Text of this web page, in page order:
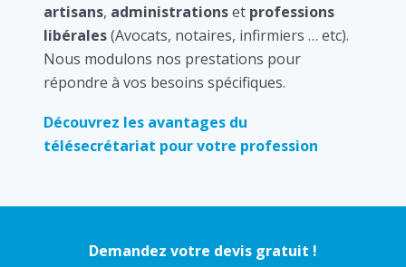
artisans, administrationset professions
libérales(Avocats, notaires, infirmiers … etc).
Nous modulons nos prestations pour
répondre à vos besoins spécifiques.
Découvrez les avantages du
télésecrétariat pour votre profession
Demandez votre devis gratuit !